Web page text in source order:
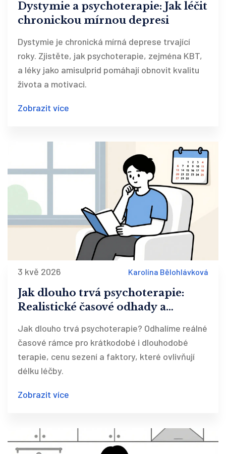
Dystymie a psychoterapie: Jak léčit
chronickou mírnou depresi
Dystymie je chronická mírná deprese trvající
roky. Zjistěte, jak psychoterapie, zejména KBT,
a léky jako amisulprid pomáhají obnovit kvalitu
života a motivaci.
Zobrazit více
3 kvě 2026 Karolína Bělohlávková
Jak dlouho trvá psychoterapie:
Realistické časové odhady a
Jak dlouho trvá psychoterapie? Odhalíme reálné
časové rámce pro krátkodobé i dlouhodobé
terapie, cenu sezení a faktory, které ovlivňují
délku léčby.
Zobrazit více